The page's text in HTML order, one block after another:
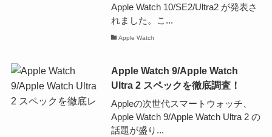
Apple Watch 10/SE2/Ultra2 が発表さ
れました。こ...
Apple Watch
Apple Watch 9/Apple Watch
Ultra 2 スペックを徹底調査！
Appleの次世代スマートウォッチ、
Apple Watch 9/Apple Watch Ultra 2 の
話題が盛り...